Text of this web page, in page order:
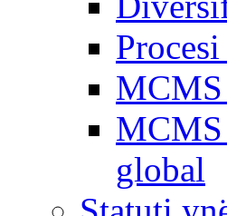
MCMS
MCMS
global